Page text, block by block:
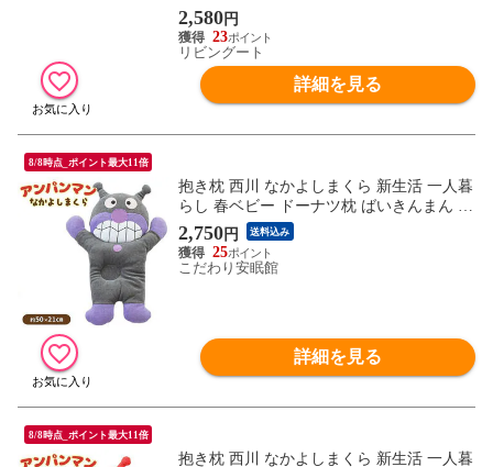
ラクター （ 赤ちゃん 枕 ベビーピロー 0ヶ
月 授乳用 絶壁防止 向き癖 ドーナツ枕 ア
ームピロー 赤ちゃんまくら ドーナツ型 新
生児 0歳 洗える ）
2,580円
23
リビングート
詳細を見る
8/8時点_ポイント最大11倍
抱き枕 西川 なかよしまくら 新生活 一人暮
らし 春ベビー ドーナツ枕 ばいきんまん ギ
フト （ばいきんまん）【M-LH58201420
B】
2,750円 送料込み
25
こだわり安眠館
詳細を見る
8/8時点_ポイント最大11倍
抱き枕 西川 なかよしまくら 新生活 一人暮